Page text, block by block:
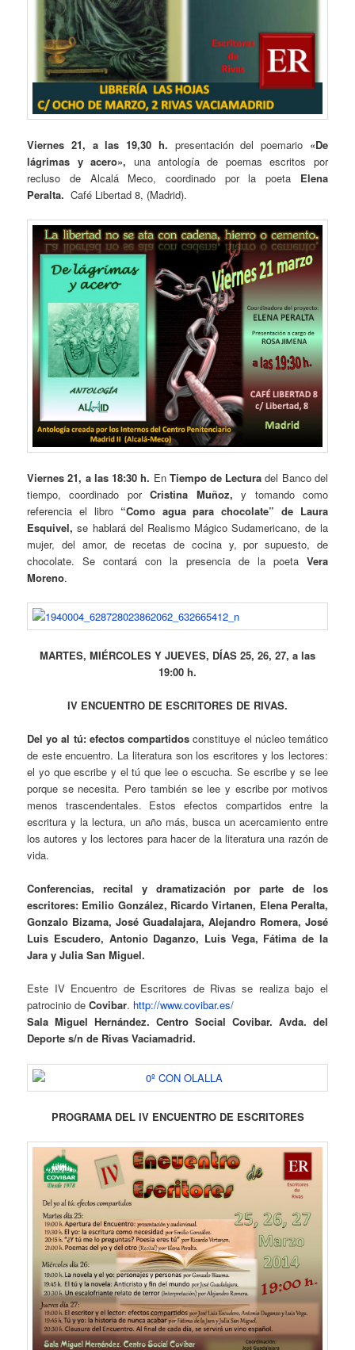
Viernes 21, a las 19,30 h. presentación del poemario «De
lágrimas y acero», una antología de poemas escritos por
recluso de Alcalá Meco, coordinado por la poeta Elena
Peralta.Café Libertad 8, (Madrid).
Viernes 21, a las 18:30 h. En Tiempo de Lectura del Banco del
tiempo, coordinado porCristina Muñoz, y tomando como
referencia el libro “Como agua para chocolate” de Laura
Esquivel, se hablará del Realismo Mágico Sudamericano, de la
mujer, del amor, de recetas de cocina y, por supuesto, de
chocolate. Se contará con la presencia de la poeta Vera
Moreno.
MARTES, MIÉRCOLES Y JUEVES, DÍAS 25, 26, 27, a las
19:00 h.
IV ENCUENTRO DE ESCRITORES DE RIVAS.
Del yo al tú: efectos compartidos constituye el núcleo temático
de este encuentro. La literatura son los escritores y los lectores:
el yo que escribe y el tú que lee o escucha. Se escribe y se lee
porque se necesita. Pero también se lee y escribe por motivos
menos trascendentales. Estos efectos compartidos entre la
escritura y la lectura, un año más, busca un acercamiento entre
los autores y los lectores para hacer de la literatura una razón de
vida.
Conferencias, recital y dramatización por parte de los
escritores: Emilio González, Ricardo Virtanen, Elena Peralta,
Gonzalo Bizama, José Guadalajara, Alejandro Romera, José
Luis Escudero, Antonio Daganzo, Luis Vega, Fátima de la
Jara y Julia San Miguel.
Este IV Encuentro de Escritores de Rivas se realiza bajo el
patrocinio deCovibar. http://www.covibar.es/
Sala Miguel Hernández. Centro Social Covibar. Avda. del
Deporte s/n de Rivas Vaciamadrid.
PROGRAMA DEL IV ENCUENTRO DE ESCRITORES